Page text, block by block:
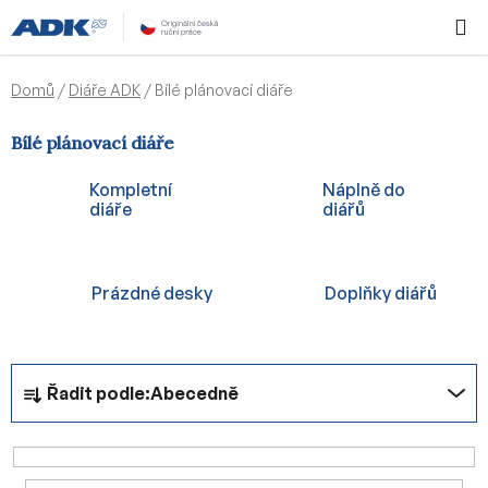
na
obsah
KOŠÍK
Domů / Diáře ADK / Bílé plánovací diáře
Bílé plánovací diáře
Kompletní
diáře
Náplně do
diářů
Prázdné desky Doplňky diářů
Ř
z
e
Řadit podle:Abecedně